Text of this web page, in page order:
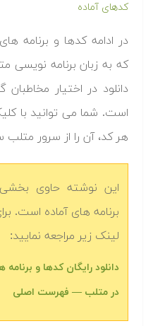
کدهای آماده
که به زبان برنامه نویسی
دانلود در اختیار
است. شما می توانید با
هر کد، آن را از سرور متلب
این نوشته حاوی
برنامه های آماده است.
لینک زیر مراجعه نمایید:
در متلب‬‬ — فهرست اصلی